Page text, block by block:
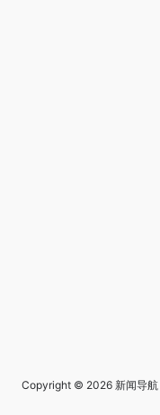
Copyright © 2026 新闻导航